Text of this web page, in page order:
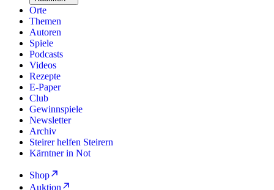
Orte
Themen
Autoren
Spiele
Podcasts
Videos
Rezepte
E-Paper
Club
Gewinnspiele
Newsletter
Archiv
Steirer helfen Steirern
Kärntner in Not
Shop
Auktion